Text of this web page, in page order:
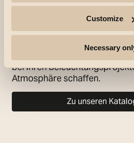
Customize
Necessary
Ihre nächsten Projekte. Hier
Schritt auf unsere Produkte
relevante Produkte in
Preisklassen vor und geben
bei Ihren
Atmosphäre schaffen.
Zu unseren